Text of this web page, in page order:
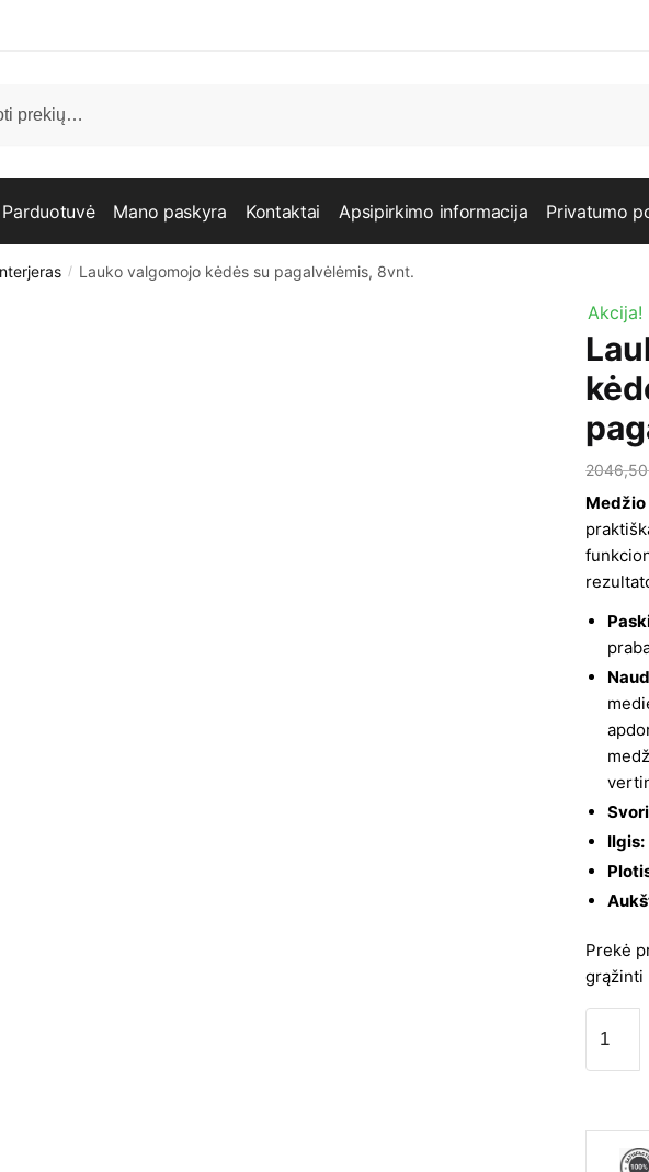
Parduotuvė Mano paskyra Kontaktai Apsipirkimo informacija Privatumo
/ Lauko valgomojo kėdės su pagalvėlėmis, 8vnt.
Akcija!
Ilgis:
Prekė
grąžinti
kiekis:
Lauko
kėdės